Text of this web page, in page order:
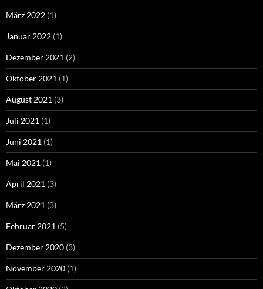
März 2022 (1)
Januar 2022 (1)
Dezember 2021 (2)
Oktober 2021 (1)
August 2021 (3)
Juli 2021 (1)
Juni 2021 (1)
Mai 2021 (1)
April 2021 (3)
März 2021 (3)
Februar 2021 (5)
Dezember 2020 (3)
November 2020 (1)